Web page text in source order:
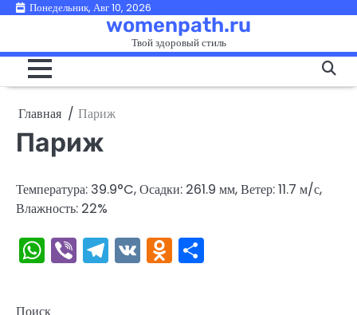
ПерейтиПонедельник, Авг 10, 2026
womenpath.ru
Твой здоровый стиль
Главная Париж
Париж
Температура: 39.9°C, Осадки: 261.9 мм, Ветер: 11.7 м/с,
Влажность: 22%
WhatsApp
ViberTelegram
VKOdnoklassniki
Поиск